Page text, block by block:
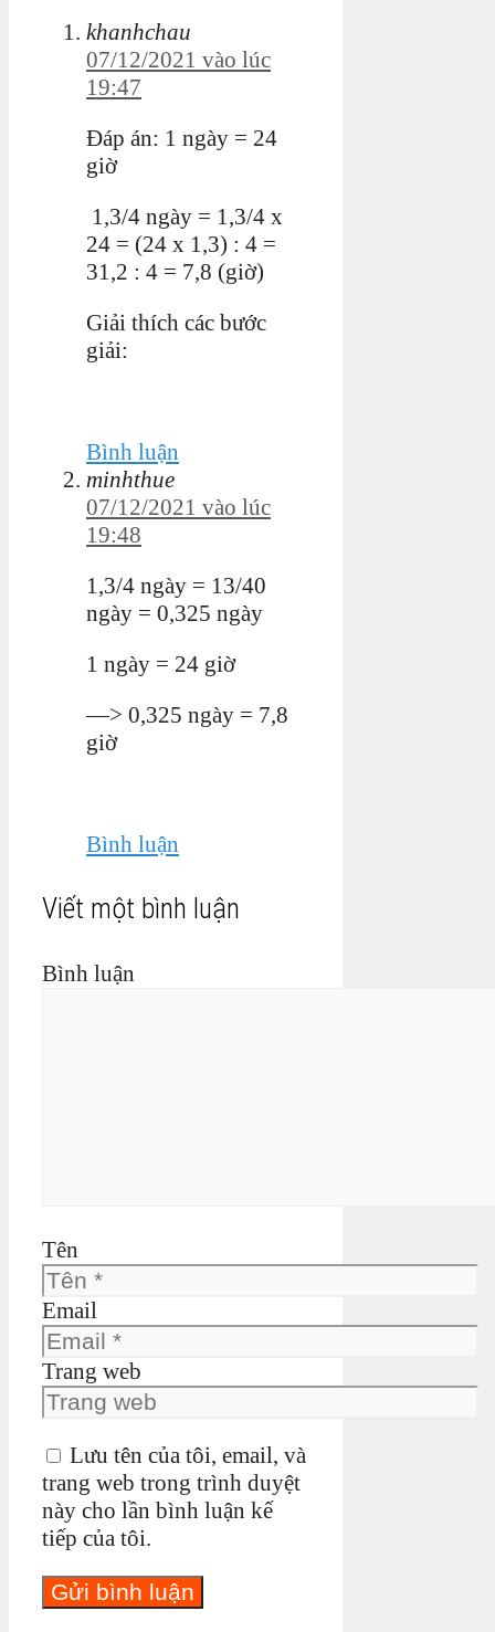
khanhchau
07/12/2021 vào lúc
19:47
Đáp án: 1 ngày = 24
giờ
1,3/4 ngày = 1,3/4 x
24 = (24 x 1,3) : 4 =
31,2 : 4 = 7,8 (giờ)
Giải thích các bước
giải:
Bình luận
minhthue
07/12/2021 vào lúc
19:48
1,3/4 ngày = 13/40
ngày = 0,325 ngày
1 ngày = 24 giờ
—> 0,325 ngày = 7,8
giờ
Bình luận
Viết một bình luận
Bình luận
Tên
Email
Trang web
Lưu tên của tôi, email, và
trang web trong trình duyệt
này cho lần bình luận kế
tiếp của tôi.